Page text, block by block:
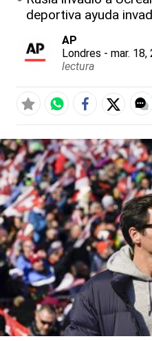
deportiva ayuda
AP
Londres - mar. 18,
lectura